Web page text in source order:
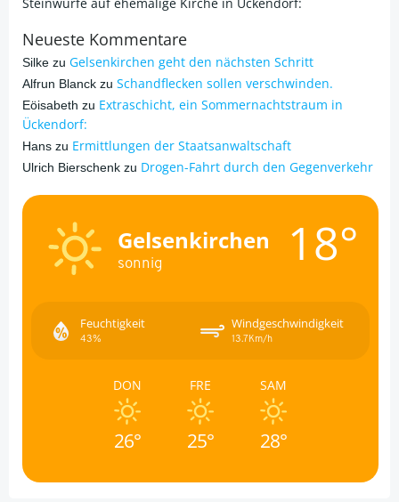
Neueste Kommentare
Silke zu Gelsenkirchen geht den nächsten Schritt
Alfrun Blanck zu Schandflecken sollen verschwinden.
Eöisabeth zu Extraschicht, ein Sommernachtstraum in
Ückendorf:
Hans zu Ermittlungen der Staatsanwaltschaft
Ulrich Bierschenk zu Drogen-Fahrt durch den Gegenverkehr
Gelsenkirchen
sonnig 18°
Feuchtigkeit
43%
Windgeschwindigkeit
13.7Km/h
DON
26°
FRE
25°
SAM
28°